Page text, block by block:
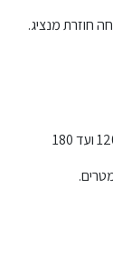
חוזרת מנציג.